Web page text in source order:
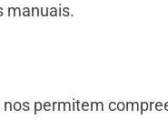
manuais.
permitem